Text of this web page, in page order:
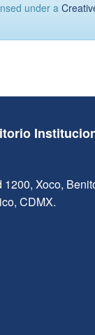
under a
Xoco,
CDMX.